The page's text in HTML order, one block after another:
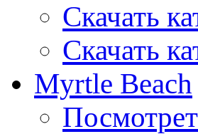
Скачать
Скачать
Myrtle Beach